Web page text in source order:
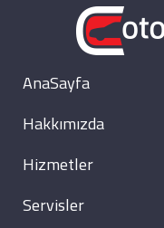
AnaSayfa
Hakkımızda
Hizmetler
Servisler